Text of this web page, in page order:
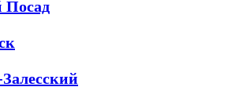
Посад